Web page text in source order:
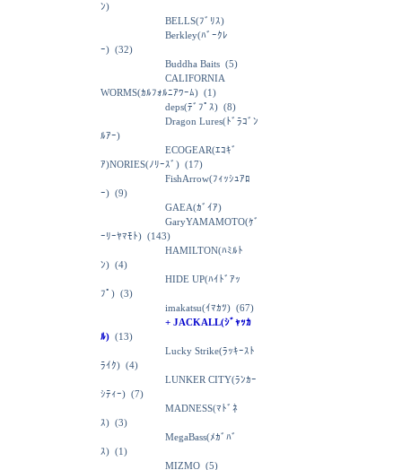
ﾝ)
BELLS(ﾌﾞﾘｽ)
Berkley(ﾊﾞｰｸﾚ
ｰ) (32)
Buddha Baits (5)
CALIFORNIA
WORMS(ｶﾙﾌｫﾙﾆｱﾜｰﾑ) (1)
deps(ﾃﾞﾌﾟｽ) (8)
Dragon Lures(ﾄﾞﾗｺﾞﾝ
ﾙｱｰ)
ECOGEAR(ｴｺｷﾞ
ｱ)NORIES(ﾉﾘｰｽﾞ) (17)
FishArrow(ﾌｨｯｼｭｱﾛ
ｰ) (9)
GAEA(ｶﾞｲｱ)
GaryYAMAMOTO(ｹﾞ
ｰﾘｰﾔﾏﾓﾄ) (143)
HAMILTON(ﾊﾐﾙﾄ
ﾝ) (4)
HIDE UP(ﾊｲﾄﾞｱｯ
ﾌﾟ) (3)
imakatsu(ｲﾏｶﾂ) (67)
+ JACKALL(ｼﾞｬｯｶ
ﾙ) (13)
Lucky Strike(ﾗｯｷｰｽﾄ
ﾗｲｸ) (4)
LUNKER CITY(ﾗﾝｶｰ
ｼﾃｨｰ) (7)
MADNESS(ﾏﾄﾞﾈ
ｽ) (3)
MegaBass(ﾒｶﾞﾊﾞ
ｽ) (1)
MIZMO (5)